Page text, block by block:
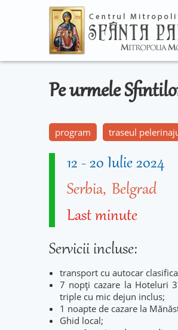
Pe urmele
program traseul
12 -20 Iulie 2024
Serbia Belgrad
Last minute
Servicii incluse:
transport cu autocar
7 nopți cazare la Hoteluri
triple cu mic dejun inclus;
1 noapte de cazare la
Ghid local;